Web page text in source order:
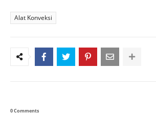
Alat Konveksi
0 Comments